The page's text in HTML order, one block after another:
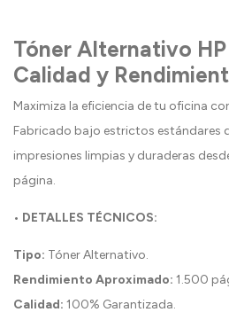
Tóner Alternativo
Calidad y
Maximiza la eficiencia de tu oficina
Fabricado bajo estrictos estándares
impresiones limpias y duraderas
página.
• DETALLES TÉCNICOS:
Tipo: Tóner Alternativo.
Rendimiento Aproximado: 1.500
Calidad: 100% Garantizada.